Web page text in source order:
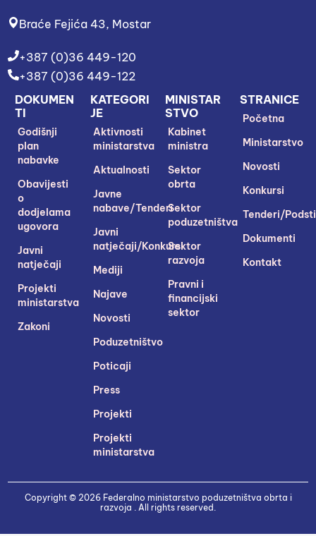
Braće Fejića 43, Mostar
+387 (0)36 449-120
+387 (0)36 449-122
STRANICE
Početna
Ministarstvo
Novosti
Konkursi
Tenderi/
Dokumenti
Kontakt
MINISTAR
STVO
Kabinet
ministra
Sektor
obrta
Sektor
poduzetništva
Sektor
razvoja
Pravni i
financijski
sektor
KATEGORI
JE
Aktivnosti
ministarstva
Aktualnosti
Javne
nabave/Tenderi
Javni
natječaji/Konkursi
Mediji
Najave
Novosti
Poduzetništvo
Poticaji
Press
Projekti
Projekti
ministarstva
DOKUMEN
TI
Godišnji
plan
nabavke
Obavijesti
o
dodjelama
ugovora
Javni
natječaji
Projekti
ministarstva
Zakoni
Copyright © 2026 Federalno ministarstvo poduzetništva obrta i
razvoja . All rights reserved.